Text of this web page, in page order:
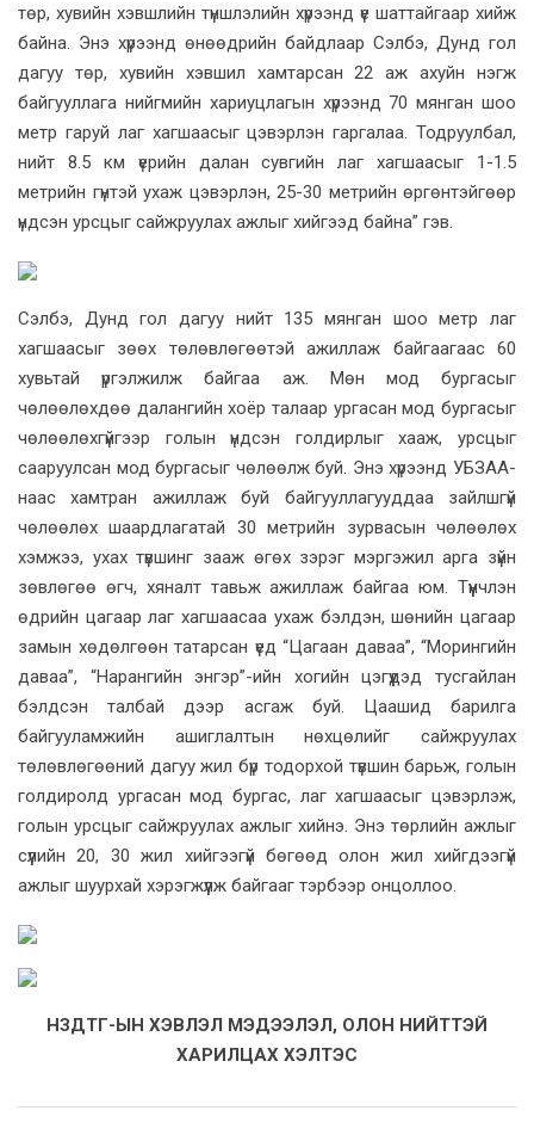
төр, хувийн хэвшлийн түншлэлийн хүрээнд үе шаттайгаар хийж
байна. Энэ хүрээнд өнөөдрийн байдлаар Сэлбэ, Дунд гол
дагуу төр, хувийн хэвшил хамтарсан 22 аж ахуйн нэгж
байгууллага нийгмийн хариуцлагын хүрээнд 70 мянган шоо
метр гаруй лаг хагшаасыг цэвэрлэн гаргалаа. Тодруулбал,
нийт 8.5 км үерийн далан сувгийн лаг хагшаасыг 1-1.5
метрийн гүнтэй ухаж цэвэрлэн, 25-30 метрийн өргөнтэйгөөр
үндсэн урсцыг сайжруулах ажлыг хийгээд байна” гэв.
Сэлбэ, Дунд гол дагуу нийт 135 мянган шоо метр лаг
хагшаасыг зөөх төлөвлөгөөтэй ажиллаж байгаагаас 60
хувьтай үргэлжилж байгаа аж. Мөн мод бургасыг
чөлөөлөхдөө далангийн хоёр талаар ургасан мод бургасыг
чөлөөлөхгүйгээр голын үндсэн голдирлыг хааж, урсцыг
сааруулсан мод бургасыг чөлөөлж буй. Энэ хүрээнд УБЗАА-
наас хамтран ажиллаж буй байгууллагууддаа зайлшгүй
чөлөөлөх шаардлагатай 30 метрийн зурвасын чөлөөлөх
хэмжээ, ухах түвшинг зааж өгөх зэрэг мэргэжил арга зүйн
зөвлөгөө өгч, хяналт тавьж ажиллаж байгаа юм. Түүнчлэн
өдрийн цагаар лаг хагшаасаа ухаж бэлдэн, шөнийн цагаар
замын хөдөлгөөн татарсан үед “Цагаан даваа”, “Морингийн
даваа”, “Нарангийн энгэр”-ийн хогийн цэгүүдэд тусгайлан
бэлдсэн талбай дээр асгаж буй. Цаашид барилга
байгууламжийн ашиглалтын нөхцөлийг сайжруулах
төлөвлөгөөний дагуу жил бүр тодорхой түвшин барьж, голын
голдиролд ургасан мод бургас, лаг хагшаасыг цэвэрлэж,
голын урсцыг сайжруулах ажлыг хийнэ. Энэ төрлийн ажлыг
сүүлийн 20, 30 жил хийгээгүй бөгөөд олон жил хийгдээгүй
ажлыг шуурхай хэрэгжүүлж байгааг тэрбээр онцоллоо.
НЗДТГ-ЫН ХЭВЛЭЛ МЭДЭЭЛЭЛ, ОЛОН НИЙТТЭЙ
ХАРИЛЦАХ ХЭЛТЭС